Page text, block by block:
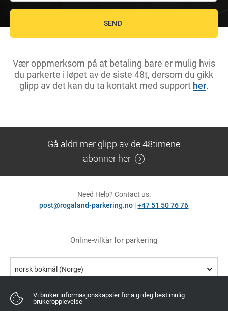
SEND
Vær oppmerksom på at betaling bare er mulig hvis
du parkerte i løpet av de siste 48t, dersom du gikk
glipp av det kan du ta kontakt med support her.
Gå aldri mer glipp av de 48timene
abonner her
Vi bruker informasjonskapsler for å gi deg best mulig
brukeropplevelse
Need Help? Contact us:
post@rogaland-parkering.no |+47 51 50 76 76
Online-vilkår for parkering
norsk bokmål (Norge)